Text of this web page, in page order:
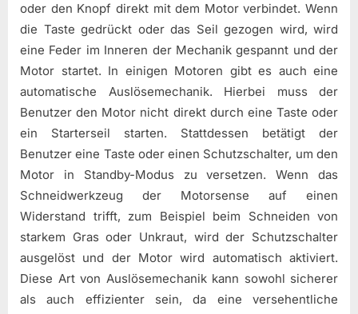
oder den Knopf direkt mit dem Motor verbindet. Wenn
die Taste gedrückt oder das Seil gezogen wird, wird
eine Feder im Inneren der Mechanik gespannt und der
Motor startet. In einigen Motoren gibt es auch eine
automatische Auslösemechanik. Hierbei muss der
Benutzer den Motor nicht direkt durch eine Taste oder
ein Starterseil starten. Stattdessen betätigt der
Benutzer eine Taste oder einen Schutzschalter, um den
Motor in Standby-Modus zu versetzen. Wenn das
Schneidwerkzeug der Motorsense auf einen
Widerstand trifft, zum Beispiel beim Schneiden von
starkem Gras oder Unkraut, wird der Schutzschalter
ausgelöst und der Motor wird automatisch aktiviert.
Diese Art von Auslösemechanik kann sowohl sicherer
als auch effizienter sein, da eine versehentliche